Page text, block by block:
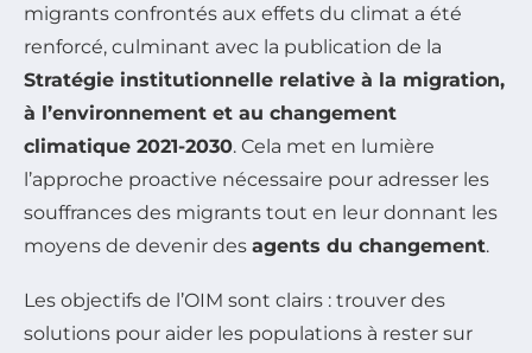
migrants confrontés aux effets du climat a été
renforcé, culminant avec la publication de la
Stratégie institutionnelle relative à la migration,
à l’environnement et au changement
climatique 2021-2030. Cela met en lumière
l’approche proactive nécessaire pour adresser les
souffrances des migrants tout en leur donnant les
moyens de devenir des agents du changement.
Les objectifs de l’OIM sont clairs : trouver des
solutions pour aider les populations à rester sur